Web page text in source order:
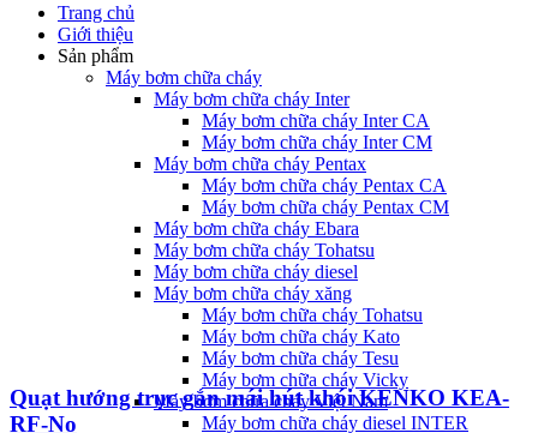
Quạt hướng trục gắn mái hút khói KENKO KEA-
RF-No
Trang chủ
Giới thiệu
Sản phẩm
Máy bơm chữa cháy
Máy bơm chữa cháy Inter
Máy bơm chữa cháy Inter CA
Máy bơm chữa cháy Inter CM
Máy bơm chữa cháy Pentax
Máy bơm chữa cháy Pentax CA
Máy bơm chữa cháy Pentax CM
Máy bơm chữa cháy Ebara
Máy bơm chữa cháy Tohatsu
Máy bơm chữa cháy diesel
Máy bơm chữa cháy xăng
Máy bơm chữa cháy Tohatsu
Máy bơm chữa cháy Kato
Máy bơm chữa cháy Tesu
Máy bơm chữa cháy Vicky
Máy bơm chữa cháy Việt Nam
Máy bơm chữa cháy diesel INTER